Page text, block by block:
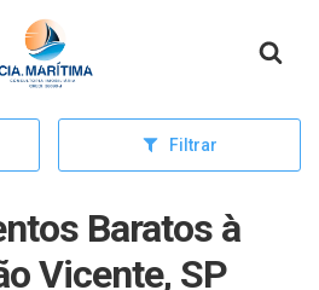
Página inicial
Filtrar
Baratos à
Vicente, SP